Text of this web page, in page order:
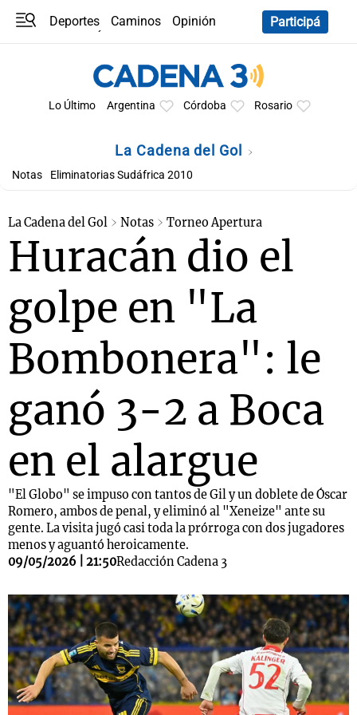
Deportes Caminos
Opinión
Participá
Lo Último Argentina Córdoba Rosario
La Cadena del Gol
Notas Eliminatorias Sudáfrica 2010
La Cadena del Gol Notas Torneo Apertura
Huracán dio el
golpe en "La
Bombonera": le
ganó 3-2 a Boca
en el alargue
"El Globo" se impuso con tantos de Gil y un doblete de Óscar
Romero, ambos de penal, y eliminó al "Xeneize" ante su
gente. La visita jugó casi toda la prórroga con dos jugadores
menos y aguantó heroicamente.
09/05/2026 | 21:50Redacción Cadena 3